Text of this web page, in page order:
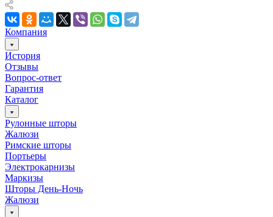
Компания
История
Отзывы
Вопрос-ответ
Гарантия
Каталог
Рулонные шторы
Жалюзи
Римские шторы
Портьеры
Электрокарнизы
Маркизы
Шторы День-Ночь
Жалюзи